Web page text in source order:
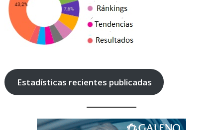
Estadísticas recientes publicadas